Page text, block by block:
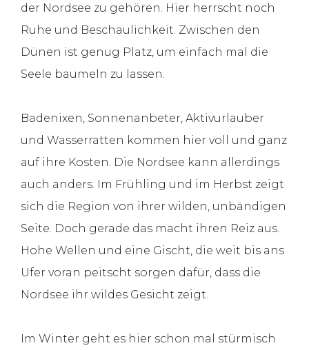
der Nordsee zu gehören. Hier herrscht noch
Ruhe und Beschaulichkeit. Zwischen den
Dünen ist genug Platz, um einfach mal die
Seele baumeln zu lassen.
Badenixen, Sonnenanbeter, Aktivurlauber
und Wasserratten kommen hier voll und ganz
auf ihre Kosten. Die Nordsee kann allerdings
auch anders. Im Frühling und im Herbst zeigt
sich die Region von ihrer wilden, unbändigen
Seite. Doch gerade das macht ihren Reiz aus.
Hohe Wellen und eine Gischt, die weit bis ans
Ufer voran peitscht sorgen dafür, dass die
Nordsee ihr wildes Gesicht zeigt.
Im Winter geht es hier schon mal stürmisch